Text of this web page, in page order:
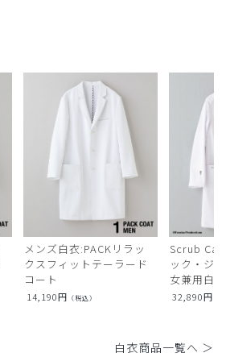
メンズ白衣:PACKリラッ
クスフィットテーラード
コート
14,190円 （税込）
Scrub
ック・ジ
女兼用白
32,890円
白衣商品一覧へ ＞